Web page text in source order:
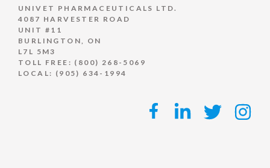
UNIVET PHARMACEUTICALS LTD.
4087 HARVESTER ROAD
UNIT #11
BURLINGTON, ON
L7L 5M3
TOLL FREE: (800) 268-5069
LOCAL: (905) 634-1994